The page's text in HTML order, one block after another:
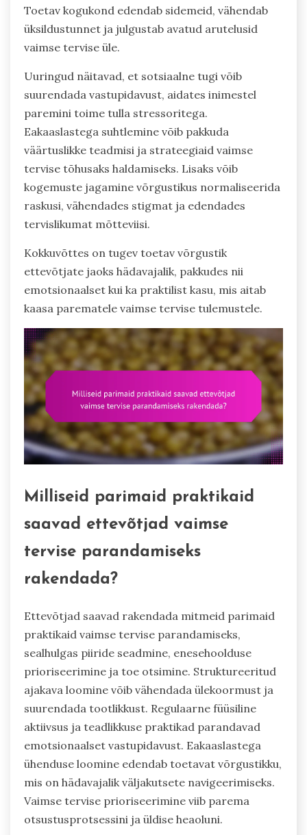
Toetav kogukond edendab sidemeid, vähendab
üksildustunnet ja julgustab avatud arutelusid
vaimse tervise üle.
Uuringud näitavad, et sotsiaalne tugi võib
suurendada vastupidavust, aidates inimestel
paremini toime tulla stressoritega.
Eakaaslastega suhtlemine võib pakkuda
väärtuslikke teadmisi ja strateegiaid vaimse
tervise tõhusaks haldamiseks. Lisaks võib
kogemuste jagamine võrgustikus normaliseerida
raskusi, vähendades stigmat ja edendades
tervislikumat mõtteviisi.
Kokkuvõttes on tugev toetav võrgustik
ettevõtjate jaoks hädavajalik, pakkudes nii
emotsionaalset kui ka praktilist kasu, mis aitab
kaasa parematele vaimse tervise tulemustele.
Milliseid parimaid praktikaid
saavad ettevõtjad vaimse
tervise parandamiseks
rakendada?
Ettevõtjad saavad rakendada mitmeid parimaid
praktikaid vaimse tervise parandamiseks,
sealhulgas piiride seadmine, enesehoolduse
prioriseerimine ja toe otsimine. Struktureeritud
ajakava loomine võib vähendada ülekoormust ja
suurendada tootlikkust. Regulaarne füüsiline
aktiivsus ja teadlikkuse praktikad parandavad
emotsionaalset vastupidavust. Eakaaslastega
ühenduse loomine edendab toetavat võrgustikku,
mis on hädavajalik väljakutsete navigeerimiseks.
Vaimse tervise prioriseerimine viib parema
otsustusprotsessini ja üldise heaoluni.